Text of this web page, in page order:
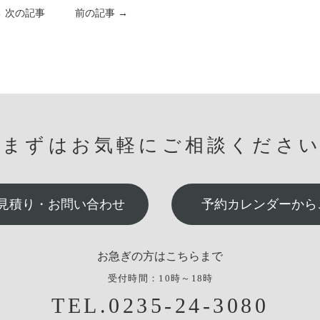
の記事 前の記事 →
まずはお気軽にご相談ください
積り・お問い合わせ 予約カレンダーから
お急ぎの方はこちらまで
受付時間：10時～18時
TEL.0235-24-3080